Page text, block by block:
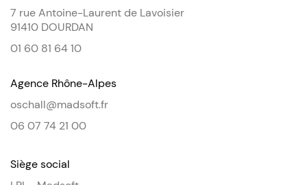
7 rue Antoine-Laurent de Lavoisier
91410 DOURDAN
01 60 81 64 10
Agence Rhône-Alpes
oschall@madsoft.fr
06 07 74 21 00
Siège social